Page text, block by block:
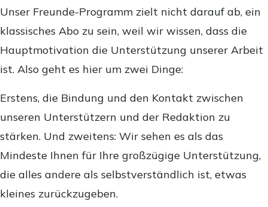
Unser Freunde-Programm zielt nicht darauf ab, ein
klassisches Abo zu sein, weil wir wissen, dass die
Hauptmotivation die Unterstützung unserer Arbeit
ist. Also geht es hier um zwei Dinge:
Erstens, die Bindung und den Kontakt zwischen
unseren Unterstützern und der Redaktion zu
stärken. Und zweitens: Wir sehen es als das
Mindeste Ihnen für Ihre großzügige Unterstützung,
die alles andere als selbstverständlich ist, etwas
kleines zurückzugeben.